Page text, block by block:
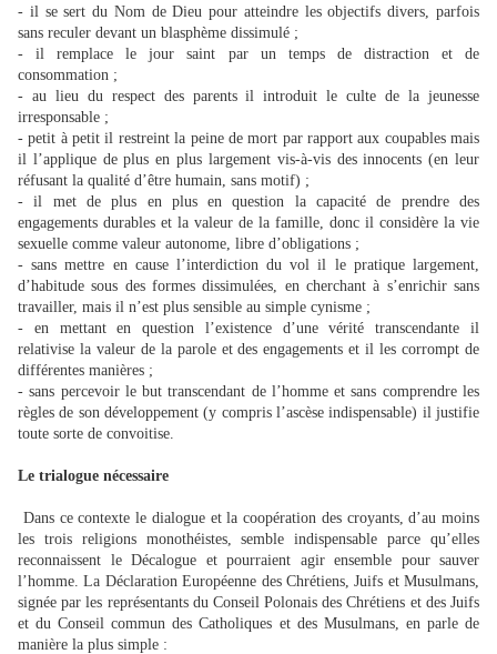
- il se sert du Nom de Dieu pour atteindre les objectifs divers, parfois
sans reculer devant un blasphème dissimulé ;
- il remplace le jour saint par un temps de distraction et de
consommation ;
- au lieu du respect des parents il introduit le culte de la jeunesse
irresponsable ;
- petit à petit il restreint la peine de mort par rapport aux coupables mais
il l’applique de plus en plus largement vis-à-vis des innocents (en leur
réfusant la qualité d’être humain, sans motif) ;
- il met de plus en plus en question la capacité de prendre des
engagements durables et la valeur de la famille, donc il considère la vie
sexuelle comme valeur autonome, libre d’obligations ;
- sans mettre en cause l’interdiction du vol il le pratique largement,
d’habitude sous des formes dissimulées, en cherchant à s’enrichir sans
travailler, mais il n’est plus sensible au simple cynisme ;
- en mettant en question l’existence d’une vérité transcendante il
relativise la valeur de la parole et des engagements et il les corrompt de
différentes manières ;
- sans percevoir le but transcendant de l’homme et sans comprendre les
règles de son développement (y compris l’ascèse indispensable) il justifie
toute sorte de convoitise.
Le trialogue nécessaire
Dans ce contexte le dialogue et la coopération des croyants, d’au moins
les trois religions monothéistes, semble indispensable parce qu’elles
reconnaissent le Décalogue et pourraient agir ensemble pour sauver
l’homme. La Déclaration Européenne des Chrétiens, Juifs et Musulmans,
signée par les représentants du Conseil Polonais des Chrétiens et des Juifs
et du Conseil commun des Catholiques et des Musulmans, en parle de
manière la plus simple :